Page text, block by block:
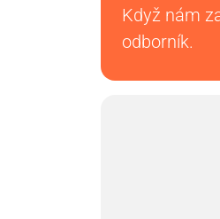
Když nám
odborník.